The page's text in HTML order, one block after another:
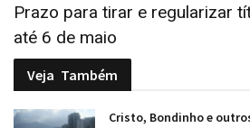
Prazo para tirar e regularizar
até 6 de maio
Veja Também
Cristo, Bondinho e